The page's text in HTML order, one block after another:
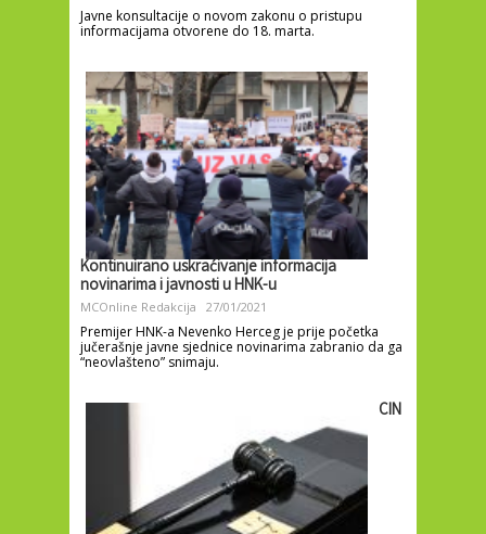
Javne konsultacije o novom zakonu o pristupu
informacijama otvorene do 18. marta.
Kontinuirano uskraćivanje informacija
novinarima i javnosti u HNK-u
MCOnline Redakcija 27/01/2021
Premijer HNK-a Nevenko Herceg je prije početka
jučerašnje javne sjednice novinarima zabranio da ga
“neovlašteno” snimaju.
CIN